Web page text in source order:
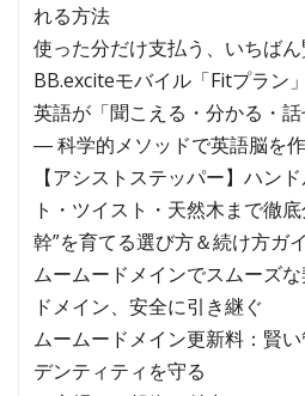
れる方法
使った分だけ支払う、いちばん
BB.exciteモバイル「Fitプラン
英語が「聞こえる・分かる・
― 科学的メソッドで英語脳を
【アシストステッパー】ハン
ト・ツイスト・天然木まで徹
幹”を育てる選び方＆続け方ガ
ムームードメインでスムーズ
ドメイン、安全に引き継ぐ
ムームードメイン更新料：賢
デンティティを守る